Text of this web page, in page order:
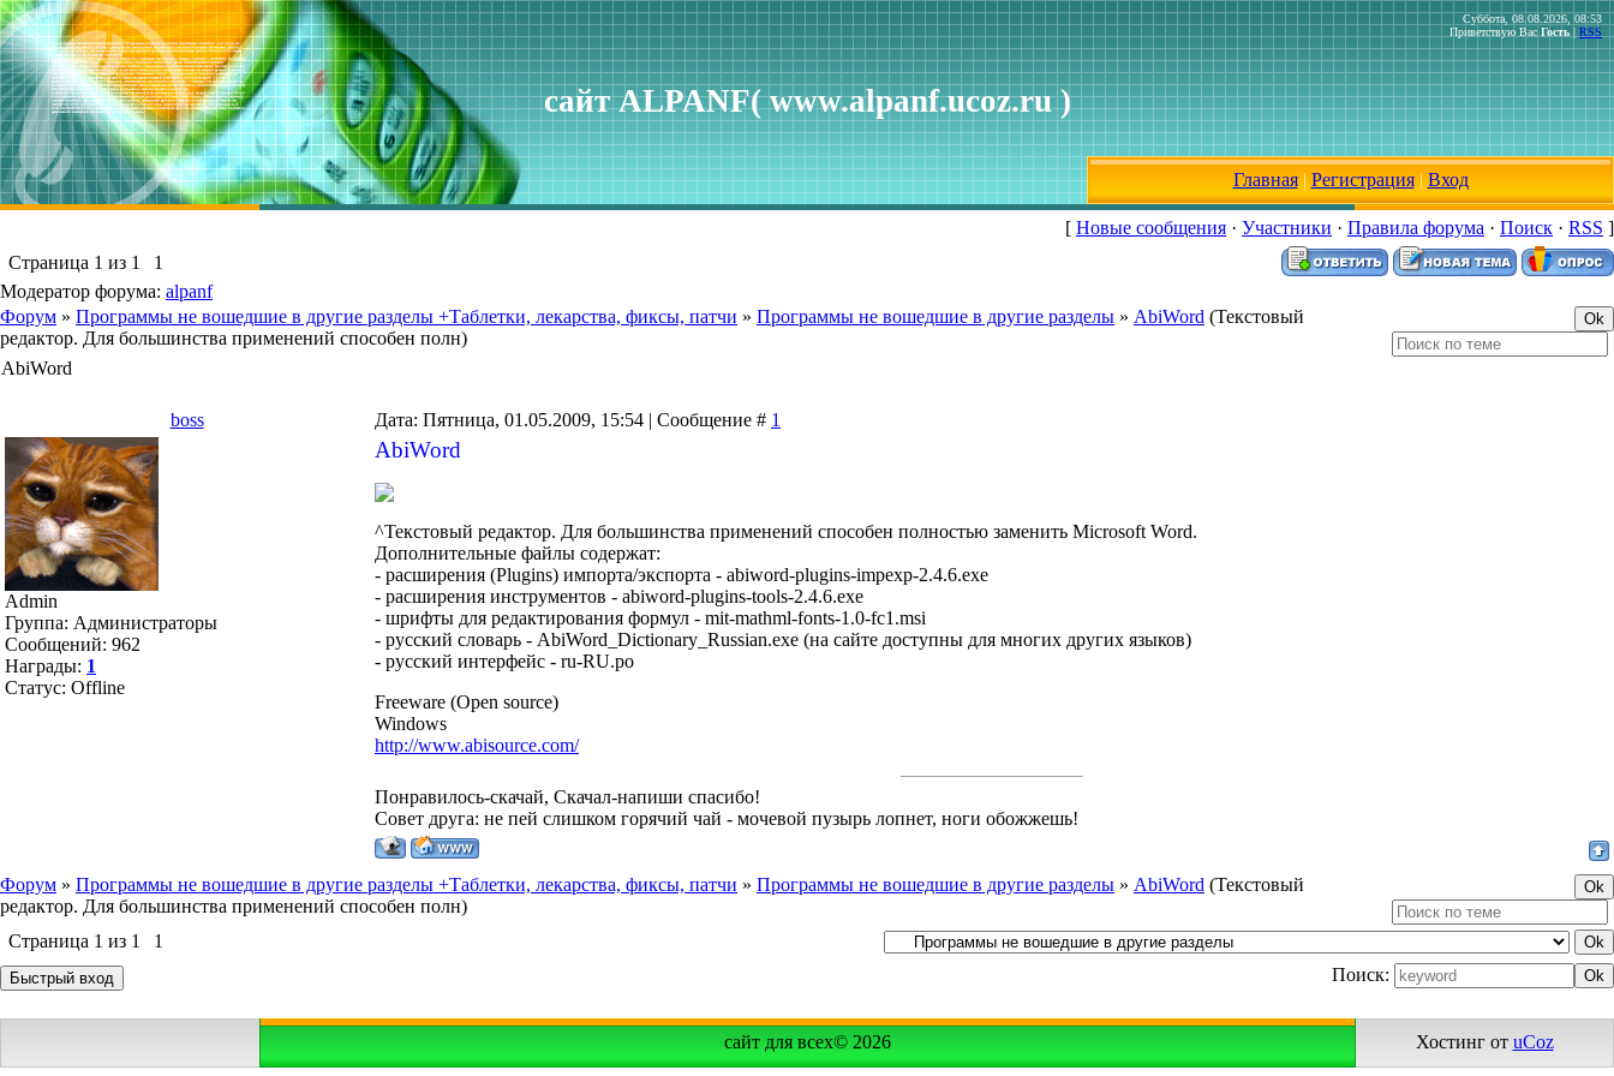
сайт ALPANF( www.alpanf.ucoz.ru )
Суббота, 08.08.2026, 08:53
Приветствую Вас Гость | RSS
Главная| Регистрация| Вход
[ Новые сообщения · Участники · Правила форума · Поиск · RSS ]
Страница 1 из 1
1
Модератор форума: alpanf
Форум » Программы не вошедшие в другие разделы +Таблетки, лекарства, фиксы, патчи » Программы не вошедшие в другие разделы » AbiWord (Текстовый
редактор. Для большинства применений способен полн)
AbiWord
boss Дата: Пятница, 01.05.2009, 15:54 | Сообщение # 1
Admin
Группа: Администраторы
Сообщений: 962
Награды: 1
Статус: Offline
AbiWord
^Текстовый редактор. Для большинства применений способен полностью заменить Microsoft Word.
Дополнительные файлы содержат:
- расширения (Plugins) импорта/экспорта - abiword-plugins-impexp-2.4.6.exe
- расширения инструментов - abiword-plugins-tools-2.4.6.exe
- шрифты для редактирования формул - mit-mathml-fonts-1.0-fc1.msi
- русский словарь - AbiWord_Dictionary_Russian.exe (на сайте доступны для многих других языков)
- русский интерфейс - ru-RU.po
Freeware (Open source)
Windows
http://www.abisource.com/
Понравилось-скачай, Скачал-напиши спасибо!
Совет друга: не пей слишком горячий чай - мочевой пузырь лопнет, ноги обожжешь!
Форум » Программы не вошедшие в другие разделы +Таблетки, лекарства, фиксы, патчи » Программы не вошедшие в другие разделы » AbiWord (Текстовый
редактор. Для большинства применений способен полн)
Страница 1 из 1
1
Поиск:
сайт для всех© 2026 Хостинг от uCoz